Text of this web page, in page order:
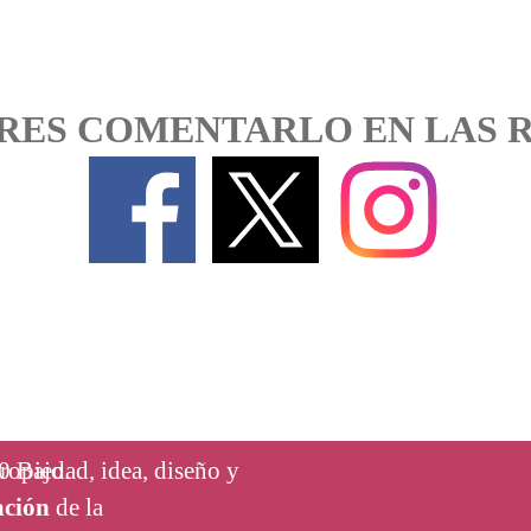
COMENTARLO EN LAS
Bajo.
idea, diseño y
de la